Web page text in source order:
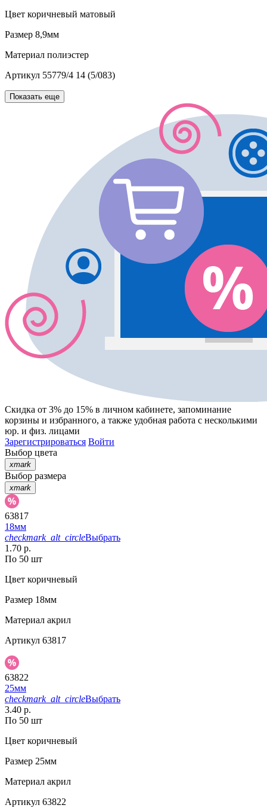
Цвет коричневый матовый
Размер 8,9мм
Материал полиэстер
Артикул 55779/4 14 (5/083)
Показать еще
Скидка от 3% до 15% в личном кабинете, запоминание
корзины и избранного, а также удобная работа с несколькими
юр. и физ. лицами
Зарегистрироваться Войти
Выбор цвета
xmark
Выбор размера
xmark
63817
18мм
checkmark_alt_circleВыбрать
1.70 р.
По 50 шт
Цвет коричневый
Размер 18мм
Материал акрил
Артикул 63817
63822
25мм
checkmark_alt_circleВыбрать
3.40 р.
По 50 шт
Цвет коричневый
Размер 25мм
Материал акрил
Артикул 63822